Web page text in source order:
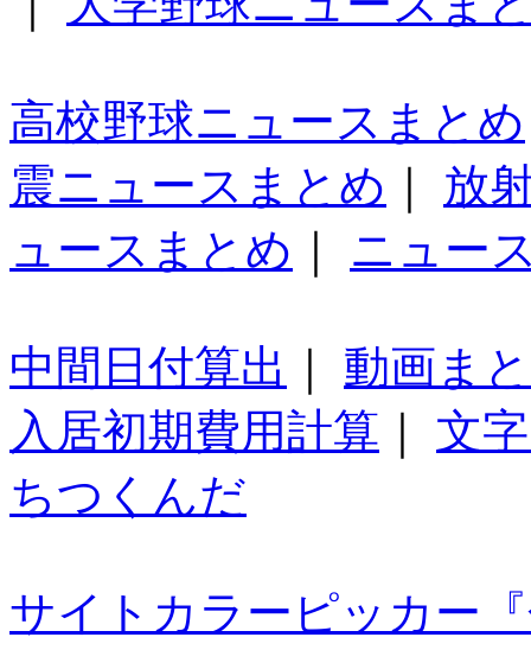
高校野球ニュースまとめ
震ニュースまとめ
放
ュースまとめ
ニュー
中間日付算出
動画ま
入居初期費用計算
文
ちつくんだ
サイトカラーピッカー